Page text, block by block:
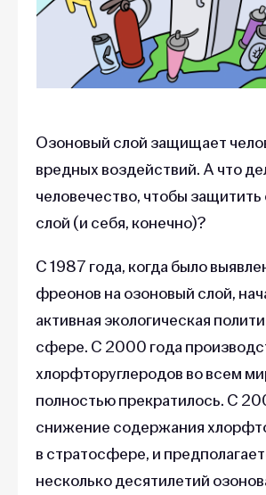
Озоновый слой защищает
вредных воздействий. А что
человечество, чтобы
слой (и себя, конечно)?
С 1987 года, когда было
фреонов на озоновый слой,
активная экологическая
сфере. С 2000 года
хлорфторуглеродов во всем
полностью прекратилось. С
снижение содержания
в стратосфере, и
несколько десятилетий